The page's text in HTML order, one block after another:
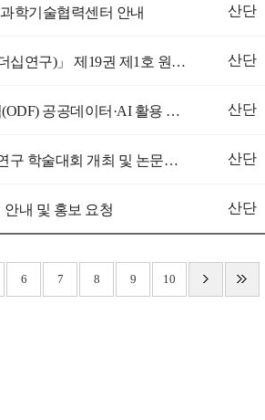
학기술협력센터 안내 산단
[해군리더십센터]「해양리더십융합연구(舊. 해군리더십연구)」 제19권 제1호 원고모집 안내 산단
[한국지능정보사회진흥원]「2026년 오픈데이터포럼(ODF) 공공데이터·AI 활용 리빙랩 프로젝트」과제 공모 관련 협조요청 산단
[한국교육학술정보원] 2026 KERIS 디지털교육 종단연구 학술대회 개최 및 논문공고 안내 산단
안내 및 홍보 요청 산단
6 7 8 9 10